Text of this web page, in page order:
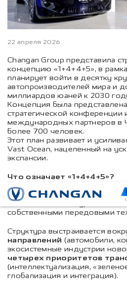
22 апреля 2026
Changan Group представила
концепцию «1+4+4+5», в
планирует войти в десятку
автопроизводителей мира и
миллиардов юаней к 2030
Концепция была
стратегической конференции
международных партнеров в
более 700 человек.
Этот план развивает и
Vast Ocean, нацеленный на
экспансии.
Что означает «1+4+4+5»?
В основе стратегии лежит
построить автомобильную
с глобальной
собственными передовыми
Структура выстраивается
направлений (автомобили,
экосистемные индустрии
четырех приоритетов
(интеллектуализация,
глобализация и интеграция).